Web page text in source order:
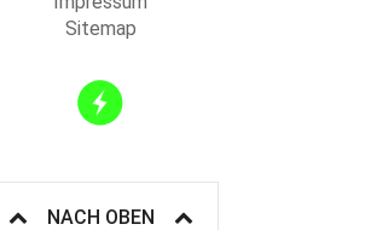
Sitemap
NACH OBEN